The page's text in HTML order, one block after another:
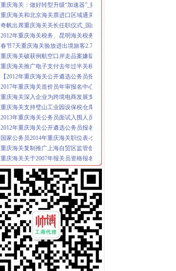
重庆海关和北京海关票进口区域通关货物运行成功-银行频道-和讯网
奇帆出席重庆海关关长任职仪式_国内_新民网
2012年重庆海关税务、昆明海关税务报考条件？？-重庆公务员-
春节7天重庆海关验放进出境旅客2.78万人次-今日重庆-华龙网
重庆海关破获例航空口岸走品案嫌疑内1503克-今日重
重庆海关推广电子支付去年过半关税网上收取-搜狐财经
【2012年重庆海关公开遴选公务员报名况公示】-环球网校
2017年重庆海关造价员年审报名中心_志趣网
重庆海关深入企业为跨境电商发展支招_新浪新闻
重庆海关支持璧山工业园设保税仓库助推经济发展——网·重庆视
2013年重庆海关公务员面试入围人员寄送材料通知_中公教育网
2012年重庆海关公开遴选公务员报名况公示_中大网校
国家公务员2014年重庆海关职位表-公务员-报名网
重庆海关复制推广上海自贸区监管创新_中国行业研究网
重庆海关关于2007年报关员资格报名确认有关问题的通知-报关员
重庆海关关于2008年报关员资格报名现场确认有关问题的通知
重庆海关关于2008年报关员资格报名现场确认有关问题的通知
重庆海关关于2008年报关员资格报名有关事项的通知-报关员考
2017年重庆海关造价员年审报名中心_志趣网
国家公务员重庆海关2013年有多少人报考_百度知道
2016年国家公务员重庆海关面试公告-国家公务员网
2012年重庆海关公务员面试工作安排通知_湖南中公教育
重庆海关2012年国家公务员面试时间：2月22日至24日[1]-国家公务员
渝企可享“全国海关如同一关”的通关便利|海关|通关|重庆_新浪新闻
重庆海关2012年报关员资格全国统一现场确认报名通告—重庆报关
重庆海关关于2008年报关员资格报名有关事项的通知-报关员